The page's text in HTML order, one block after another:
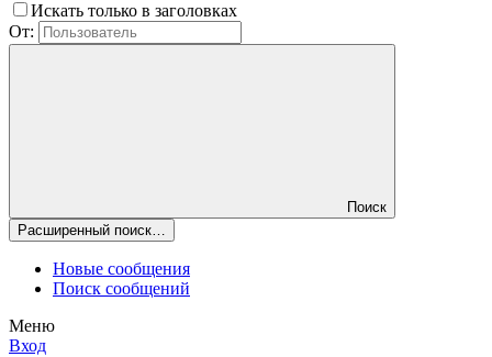
Искать только в заголовках
От:
Поиск
Расширенный поиск…
Новые сообщения
Поиск сообщений
Меню
Вход